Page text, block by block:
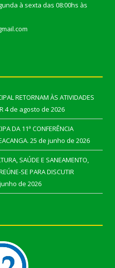
à sexta das 08:00hs às
RETORNAM ÀS ATIVIDADES
4 de agosto de 2026
DA 11ª CONFERÊNCIA
25 de junho de 2026
SAÚDE E SANEAMENTO,
SE PARA DISCUTIR
de 2026